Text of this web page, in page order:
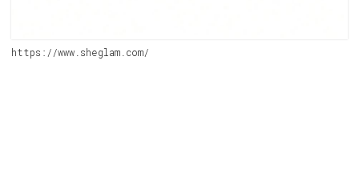
https://www.sheglam.com/